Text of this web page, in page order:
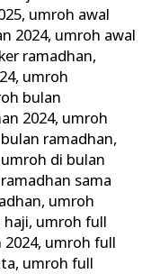
, umroh awal
2024, umroh awal
ramadhan,
, umroh
bulan
2024, umroh
ramadhan,
umroh di bulan
sama
, umroh
haji, umroh full
, umroh full
, umroh full